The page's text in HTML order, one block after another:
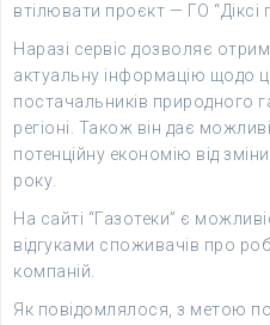
втілювати проєкт — ГО “Діксі
Наразі сервіс дозволяє
актуальну інформацію щодо
постачальників природного
регіоні. Також він дає
потенційну економію від
року.
На сайті “Газотеки” є
відгуками споживачів про
компаній.
Як повідомлялося, з метою